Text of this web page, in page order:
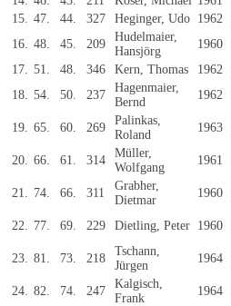
15. 47. 44. 327 Heginger, Udo 1962
16. 48. 45. 209
Hudelmaier,
Hansjörg
1960
17. 51. 48. 346 Kern, Thomas 1962
18. 54. 50. 237
Hagenmaier,
Bernd
1962
19. 65. 60. 269
Palinkas,
Roland
1963
20. 66. 61. 314
Müller,
Wolfgang
1961
21. 74. 66. 311
Grabher,
Dietmar
1960
22. 77. 69. 229 Dietling, Peter 1960
23. 81. 73. 218
Tschann,
Jürgen
1964
24. 82. 74. 247
Kalgisch,
Frank
1964